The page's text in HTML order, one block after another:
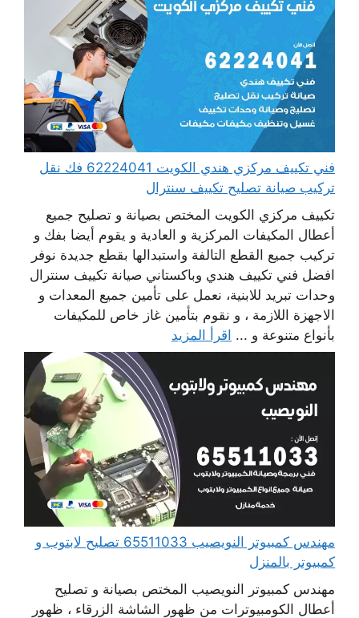
فني تكييف مركزي هندي الكويت 62224041 فك نقل
تركيب صيانة تصليح تكييف سنترال
تكييف مركزي الكويت المختص بصيانة و تصليح جميع
أعطال المكيفات المركزية و العادية و يقوم أيضا بفك و
تركيب جميع القطع التالفة واستبدالها بقطع جديدة نوفر
افضل فني تكييف هندي وباكستاني صيانة تكييف سنترال
وحدات تبريد للابنية، نعمل على تأمين جميع المعدات و
الاجهزة اللازمة ، و نقوم بتأمين غاز خاص للمكيفات
بأنواع متنوعة و ... اقرأ المزيد
مهندس كمبيوتر النويصيب 65511033 تصليح لابتوب و
كمبيوتر بالمنزل
مهندس كمبيوتر النويصيب المختص بصيانة و تصليح
أعطال الكومبيوترات من ظهور الشاشة الزرقاء ، ظهور